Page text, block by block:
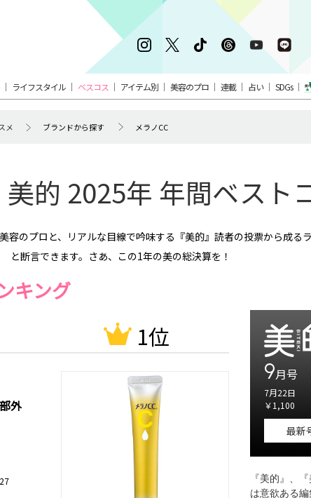
ライフスタイル ベスコス アイテム別 美容のプロ 連載 占い SDGs
メ ブランドから探す メラノCC
美的 2025年 年間ベスト
容のプロと、リアルな目線で吟味する『美的』読者の投票から成る
と断言できます。さあ、この1年の美の総決算を！
キング
1位
外
9月号
7月22日
￥1,100
最新
『美的』、
は意欲ある